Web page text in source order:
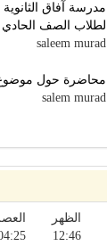
مدرسة آفاق
لطلاب الصف
saleem murad
محاضرة حول موضوع
salem murad
الظهر
12:46